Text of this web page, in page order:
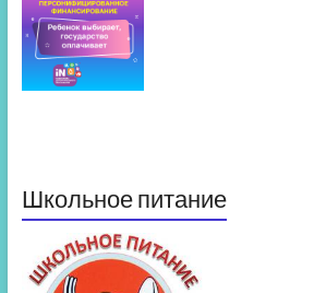
Школьное питание